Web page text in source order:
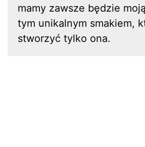
mamy zawsze będzie
tym unikalnym smakiem,
stworzyć tylko ona.